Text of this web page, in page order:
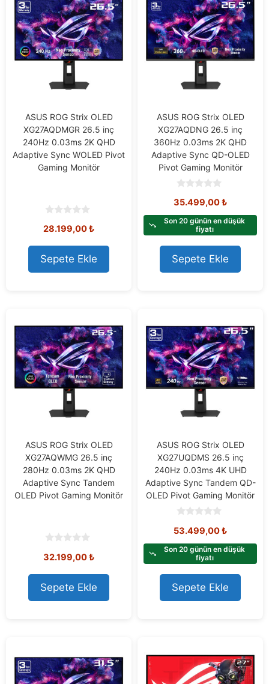
ASUS ROG Strix OLED
XG27AQDMGR 26.5 inç
240Hz 0.03ms 2K QHD
Adaptive Sync WOLED Pivot
Gaming Monitör
o
t
o
f
5
28.199,00₺
Sepete Ekle
ASUS ROG Strix OLED
XG27AQDNG 26.5 inç
360Hz 0.03ms 2K QHD
Adaptive Sync QD-OLED
Pivot Gaming Monitör
o
t
f
5
35.499,00₺
Son 20 günün en düşük
fiyatı
Sepete Ekle
ASUS ROG Strix OLED
XG27AQWMG 26.5 inç
280Hz 0.03ms 2K QHD
Adaptive Sync Tandem
OLED Pivot Gaming Monitör
o
t
o
f
5
32.199,00₺
Sepete Ekle
ASUS ROG Strix OLED
XG27UQDMS 26.5 inç
240Hz 0.03ms 4K UHD
Adaptive Sync Tandem QD-
OLED Pivot Gaming Monitör
o
t
f
5
53.499,00₺
Son 20 günün en düşük
fiyatı
Sepete Ekle